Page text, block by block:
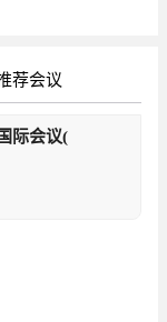
荐会议
际会议(